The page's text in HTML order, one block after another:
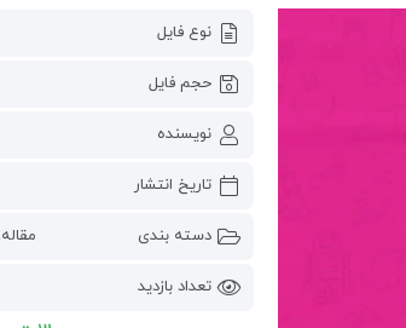
نوع فایل
حجم فایل
نویسنده
تاریخ انتشار
دسته بندی مقاله
تعداد بازدید